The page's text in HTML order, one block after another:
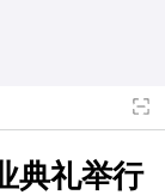
典礼举行